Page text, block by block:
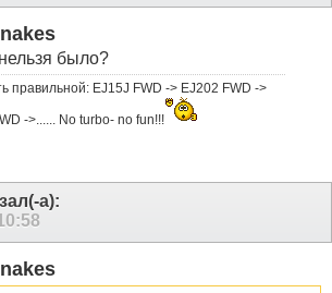
было?
правильной: EJ15J FWD -> EJ202 FWD ->
->...... No turbo- no fun!!!
а):